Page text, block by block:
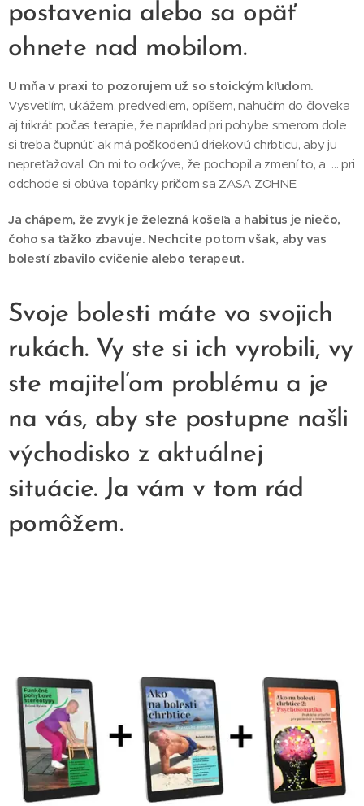
postavenia alebo sa opäť
ohnete nad mobilom.
U mňa v praxi to pozorujem už so stoickým kľudom.
Vysvetlím, ukážem, predvediem, opíšem, nahučím do človeka
aj trikrát počas terapie, že napríklad pri pohybe smerom dole
si treba čupnúť, ak má poškodenú driekovú chrbticu, aby ju
nepreťažoval. On mi to odkýve, že pochopil a zmení to, a ... pri
odchode si obúva topánky pričom sa ZASA ZOHNE.
Ja chápem, že zvyk je železná košeľa a habitus je niečo,
čoho sa ťažko zbavuje. Nechcite potom však, aby vas
bolestí zbavilo cvičenie alebo terapeut.
Svoje bolesti máte vo svojich
rukách. Vy ste si ich vyrobili, vy
ste majiteľom problému a je
na vás, aby ste postupne našli
východisko z aktuálnej
situácie. Ja vám v tom rád
pomôžem.